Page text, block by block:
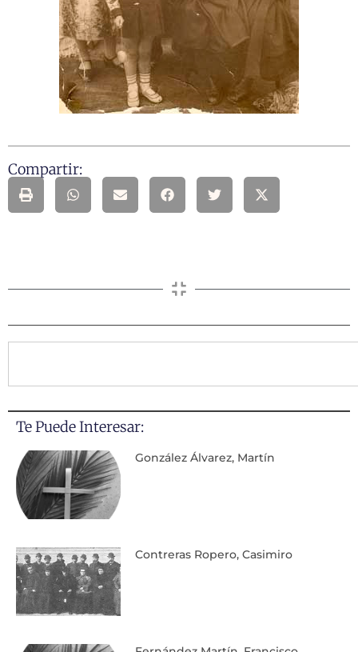
Compartir:
Te Puede Interesar:
González Álvarez, Martín
Contreras Ropero, Casimiro